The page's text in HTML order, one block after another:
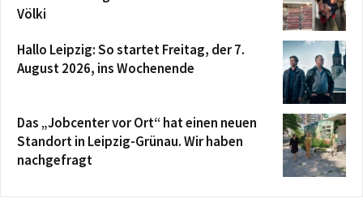
Völki
Hallo Leipzig: So startet Freitag, der 7.
August 2026, ins Wochenende
Das „Jobcenter vor Ort“ hat einen neuen
Standort in Leipzig-Grünau. Wir haben
nachgefragt